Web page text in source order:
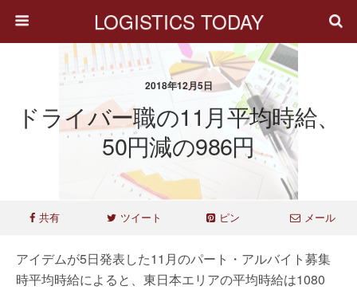
LOGISTICS TODAY
2018年12月5日
ドライバー職の11月平均時給、
50円減の986円
共有 ツイート ピン メール
アイデムが5日発表した11月のパート・アルバイト募集
時平均時給によると、東日本エリアの平均時給は1080